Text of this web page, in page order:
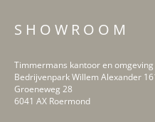
S H O W R O O M
Timmermans kantoor en omgeving
Bedrijvenpark Willem Alexander
Groeneweg 28
6041 AX Roermond